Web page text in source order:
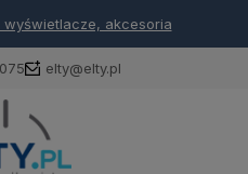
akcesoria
elty@elty.pl